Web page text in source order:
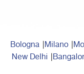
Bologna Milano
New Delhi